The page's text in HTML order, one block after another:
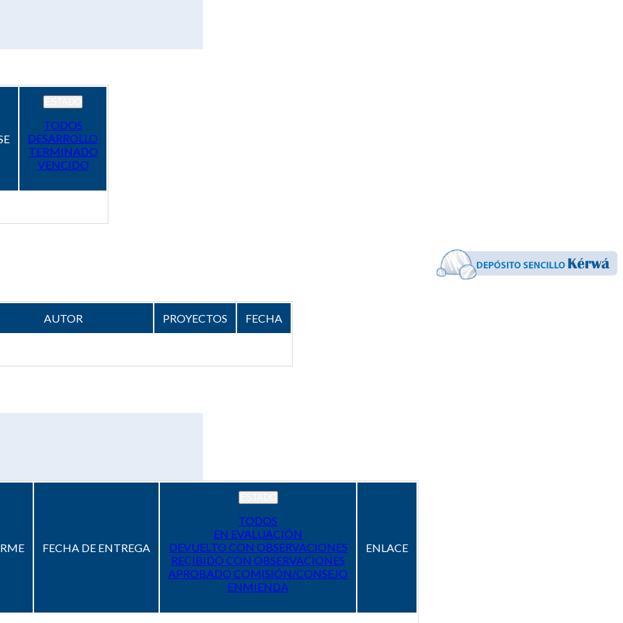
TODOS
DESARROLLO
TERMINADO
VENCIDO
AUTOR PROYECTOS FECHA
FECHA DE ENTREGA
TODOS
EN EVALUACIÓN
DEVUELTO CON OBSERVACIONES
RECIBIDO CON OBSERVACIONES
APROBADO COMISIÓN/CONSEJO
ENMIENDA
ENLACE